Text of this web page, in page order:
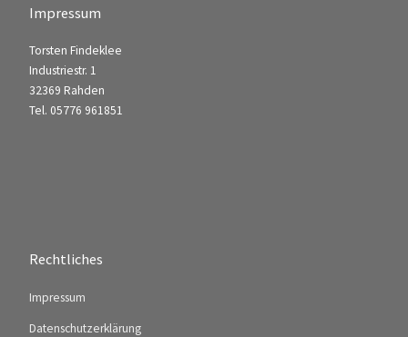
Impressum
Torsten Findeklee
Industriestr. 1
32369 Rahden
Tel. 05776 961851
Rechtliches
Impressum
Datenschutzerklärung